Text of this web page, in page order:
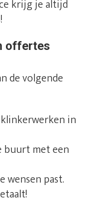
krijg je altijd
offertes
de volgende
in
buurt met een
wensen past.